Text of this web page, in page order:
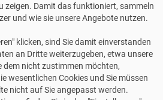
Zahlung über Paypal
Gewährleistung
und das Layout sind urheberrechtlich
ohne ausdrückliche, schriftliche
zeigen. Damit das funktioniert, sammeln
und wie sie unsere Angebote nutzen.
klicken, sind Sie damit einverstanden
an Dritte weiterzugeben, etwa unsere
dem nicht zustimmen möchten,
wesentlichen Cookies und Sie müssen
nicht auf Sie angepasst werden.